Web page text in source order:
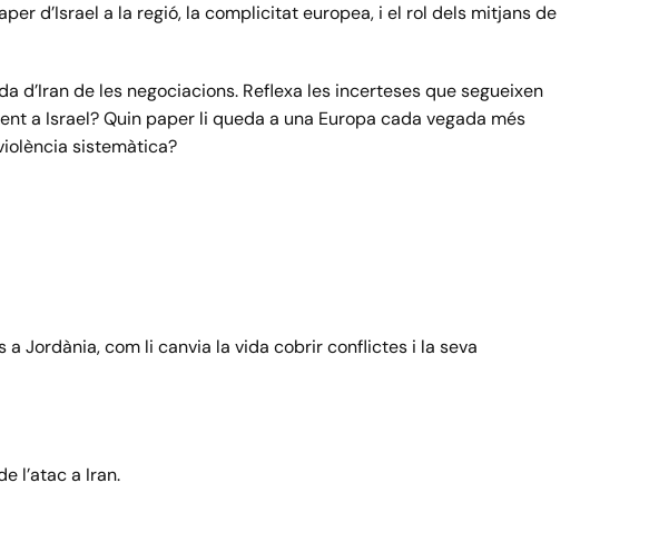
d’Israel a la regió, la complicitat europea, i el rol dels mitjans de
d’Iran de les negociacions. Reflexa les incerteses que segueixen
a Israel? Quin paper li queda a una Europa cada vegada més
sistemàtica?
Jordània, com li canvia la vida cobrir conflictes i la seva
l’atac a Iran.